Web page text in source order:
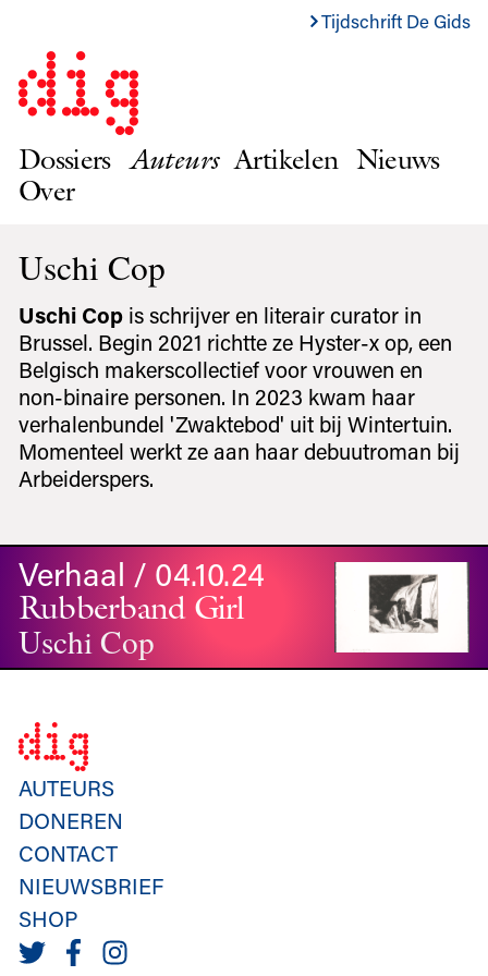
Tijdschrift De Gids
Dossiers Auteurs Artikelen Nieuws
Over
Uschi Cop
Uschi Copis schrijver en literair curator in
Brussel. Begin 2021 richtte ze Hyster-x op, een
Belgisch makerscollectief voor vrouwen en
non-binaire personen. In 2023 kwam haar
verhalenbundel 'Zwaktebod' uit bij Wintertuin.
Momenteel werkt ze aan haar debuutroman bij
Arbeiderspers.
Verhaal / 04.10.24
Rubberband Girl
Uschi Cop
AUTEURS
DONEREN
CONTACT
NIEUWSBRIEF
SHOP